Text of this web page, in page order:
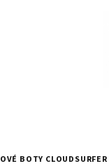
BOTY